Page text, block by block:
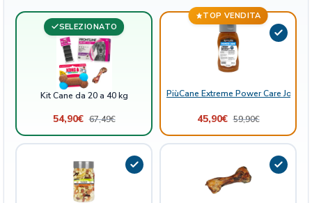
SELEZIONATO
Kit Cane da 20 a 40 kg
54,90€ 67,49€
TOP VENDITA
PiùCane Extreme Power Care Joint
45,90€ 59,90€